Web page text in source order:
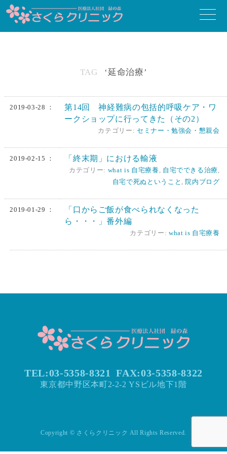
toggle
TAG ‘延命治療’
2019-03-28 ：
第14回 神経難病の包括的呼吸ケア・ワ
ークショップに行ってきた（その2）
カテゴリー: セミナー・勉強会・懇親会
2019-02-15 ： 「終末期」における輸液
カテゴリー: what is 自宅療養, 自宅でできる治療,
自宅で死ぬということ , 院内ブログ
2019-01-29 ：
「口からご飯が食べられなくなった
ら・・・」番外編
カテゴリー: what is 自宅療養
TEL:03-5358-8321 FAX:03-5358-8322
東京都中野区本町2-2-2 YSビル地下1階
Copyright © さくらクリニック All Rights Reserved.